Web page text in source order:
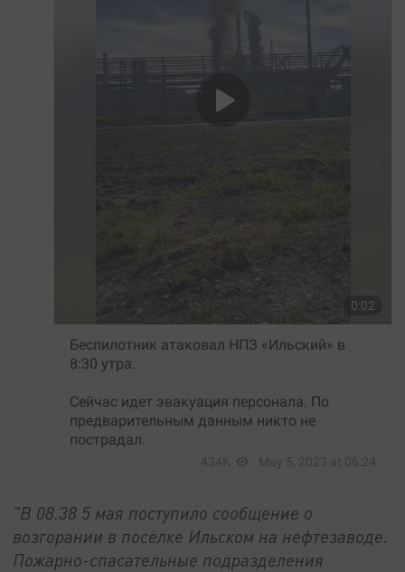
"В 08.38 5 мая поступило сообщение о
возгорании в посёлке Ильском на нефтезаводе.
Пожарно-спасательные подразделения